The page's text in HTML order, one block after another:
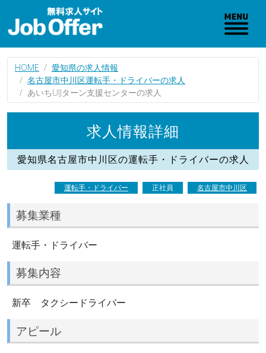
HOME
愛知県の求人情報
名古屋市中川区運転手・ドライバーの求人
あいちUIJターン支援センターの求人
求人情報詳細
愛知県名古屋市中川区の運転手・ドライバーの求人
運転手・ドライバー 正社員 名古屋市中川区
募集業種
運転手・ドライバー
募集内容
新卒 タクシードライバー
アピール